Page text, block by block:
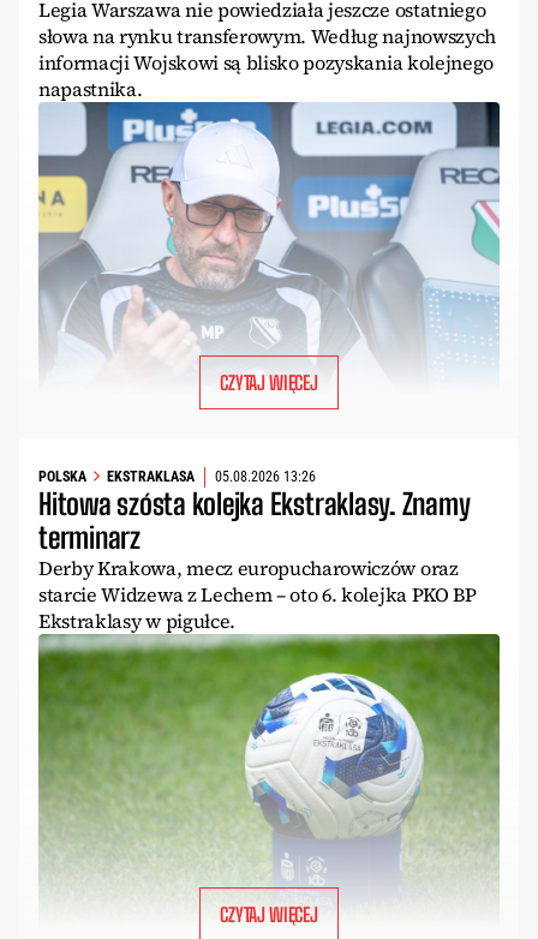
Legia Warszawa nie powiedziała jeszcze ostatniego
słowa na rynku transferowym. Według najnowszych
informacji Wojskowi są blisko pozyskania kolejnego
napastnika.
CZYTAJ WIĘCEJ
POLSKA EKSTRAKLASA 05.08.2026 13:26
Hitowa szósta kolejka Ekstraklasy. Znamy
terminarz
Derby Krakowa, mecz europucharowiczów oraz
starcie Widzewa z Lechem – oto 6. kolejka PKO BP
Ekstraklasy w pigułce.
CZYTAJ WIĘCEJ